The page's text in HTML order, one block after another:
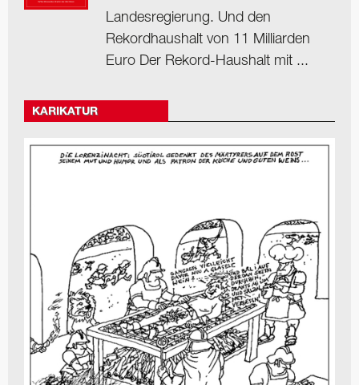
Landesregierung. Und den
Rekordhaushalt von 11 Milliarden
Euro Der Rekord-Haushalt mit ...
KARIKATUR